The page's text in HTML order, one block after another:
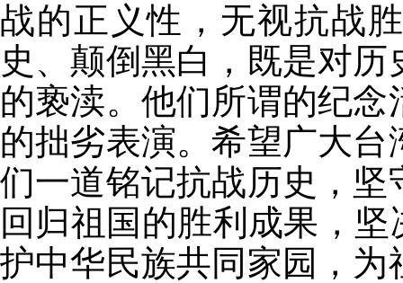
战的正义性，无视抗战
史、颠倒黑白，既是对
的亵渎。他们所谓的纪
的拙劣表演。希望广大
们一道铭记抗战历史，
回归祖国的胜利成果，
护中华民族共同家园，